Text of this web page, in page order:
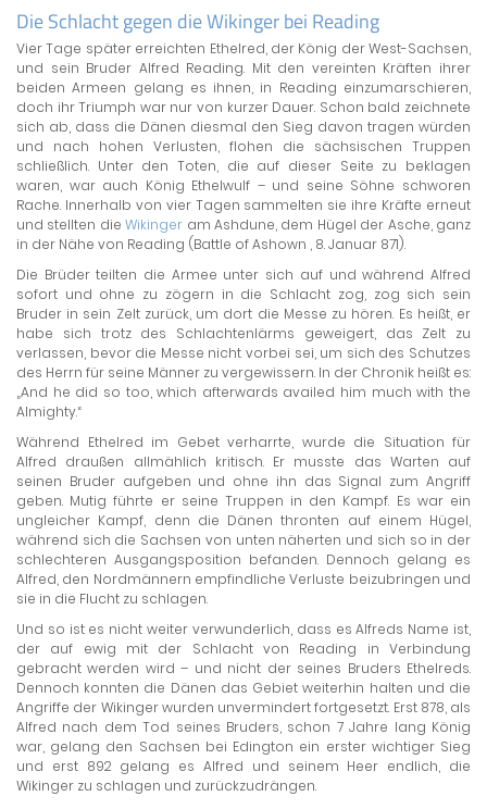
Die Schlacht gegen die Wikinger bei Reading
Vier Tage später erreichten Ethelred, der König der West-Sachsen,
und sein Bruder Alfred Reading. Mit den vereinten Kräften ihrer
beiden Armeen gelang es ihnen, in Reading einzumarschieren,
doch ihr Triumph war nur von kurzer Dauer. Schon bald zeichnete
sich ab, dass die Dänen diesmal den Sieg davon tragen würden
und nach hohen Verlusten, flohen die sächsischen Truppen
schließlich. Unter den Toten, die auf dieser Seite zu beklagen
waren, war auch König Ethelwulf – und seine Söhne schworen
Rache. Innerhalb von vier Tagen sammelten sie ihre Kräfte erneut
und stellten dieWikinger am Ashdune, dem Hügel der Asche, ganz
in der Nähe von Reading (Battle of Ashown , 8. Januar 871).
Die Brüder teilten die Armee unter sich auf und während Alfred
sofort und ohne zu zögern in die Schlacht zog, zog sich sein
Bruder in sein Zelt zurück, um dort die Messe zu hören. Es heißt, er
habe sich trotz des Schlachtenlärms geweigert, das Zelt zu
verlassen, bevor die Messe nicht vorbei sei, um sich des Schutzes
des Herrn für seine Männer zu vergewissern. In der Chronik heißt es:
„And he did so too, which afterwards availed him much with the
Almighty.“
Während Ethelred im Gebet verharrte, wurde die Situation für
Alfred draußen allmählich kritisch. Er musste das Warten auf
seinen Bruder aufgeben und ohne ihn das Signal zum Angriff
geben. Mutig führte er seine Truppen in den Kampf. Es war ein
ungleicher Kampf, denn die Dänen thronten auf einem Hügel,
während sich die Sachsen von unten näherten und sich so in der
schlechteren Ausgangsposition befanden. Dennoch gelang es
Alfred, den Nordmännern empfindliche Verluste beizubringen und
sie in die Flucht zu schlagen.
Und so ist es nicht weiter verwunderlich, dass es Alfreds Name ist,
der auf ewig mit der Schlacht von Reading in Verbindung
gebracht werden wird – und nicht der seines Bruders Ethelreds.
Dennoch konnten die Dänen das Gebiet weiterhin halten und die
Angriffe der Wikinger wurden unvermindert fortgesetzt. Erst 878, als
Alfred nach dem Tod seines Bruders, schon 7 Jahre lang König
war, gelang den Sachsen bei Edington ein erster wichtiger Sieg
und erst 892 gelang es Alfred und seinem Heer endlich, die
Wikinger zu schlagen und zurückzudrängen.